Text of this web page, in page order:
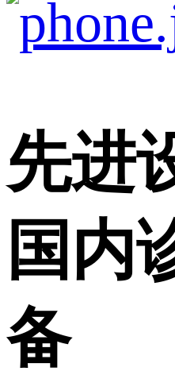
先进
国内
备